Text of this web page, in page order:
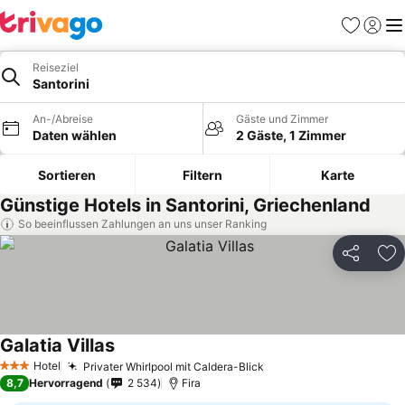
Favoriten
Reiseziel
Santorini
An-/Abreise
Daten wählen
Gäste und Zimmer
2 Gäste, 1 Zimmer
Sortieren Filtern Karte
Günstige Hotels in Santorini, Griechenland
So beeinflussen Zahlungen an uns unser Ranking
Teilen
3 SterneHotel Privater Whirlpool mit Caldera-Blick
Galatia Villas
8,7 Hervorragend 2 534 Fira